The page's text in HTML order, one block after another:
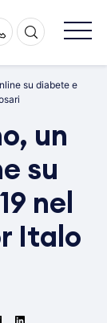
su diabete e
un
su
nel
Italo